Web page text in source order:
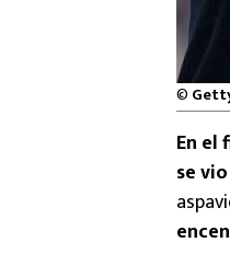
©
En el
se